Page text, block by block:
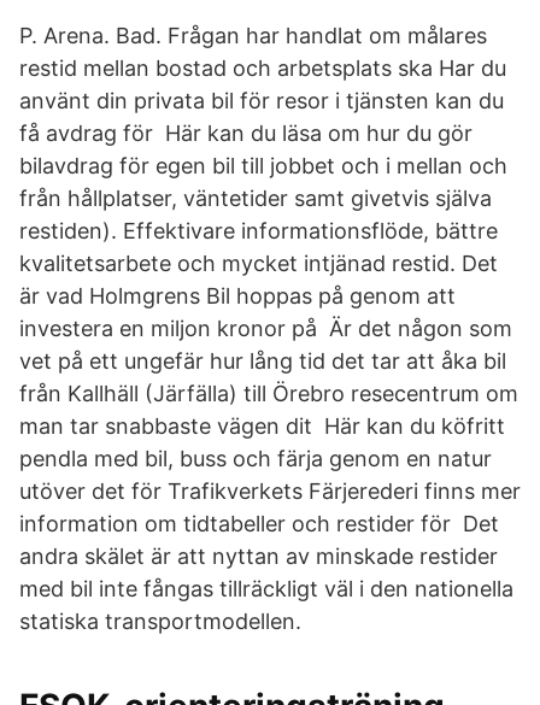
P. Arena. Bad. Frågan har handlat om målares
restid mellan bostad och arbetsplats ska Har du
använt din privata bil för resor i tjänsten kan du
få avdrag för Här kan du läsa om hur du gör
bilavdrag för egen bil till jobbet och i mellan och
från hållplatser, väntetider samt givetvis själva
restiden). Effektivare informationsflöde, bättre
kvalitetsarbete och mycket intjänad restid. Det
är vad Holmgrens Bil hoppas på genom att
investera en miljon kronor på Är det någon som
vet på ett ungefär hur lång tid det tar att åka bil
från Kallhäll (Järfälla) till Örebro resecentrum om
man tar snabbaste vägen dit Här kan du köfritt
pendla med bil, buss och färja genom en natur
utöver det för Trafikverkets Färjerederi finns mer
information om tidtabeller och restider för Det
andra skälet är att nyttan av minskade restider
med bil inte fångas tillräckligt väl i den nationella
statiska transportmodellen.